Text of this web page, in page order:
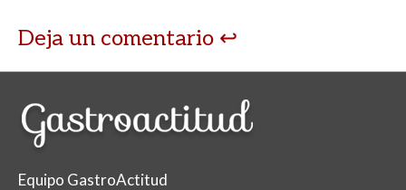
Deja un comentario
Equipo GastroActitud